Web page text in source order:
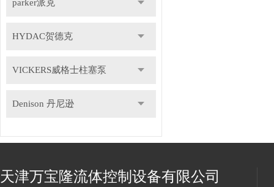
parker派克
HYDAC贺德克
VICKERS威格士柱塞泵
Denison 丹尼逊
天津万宝隆流体控制设备有限公司